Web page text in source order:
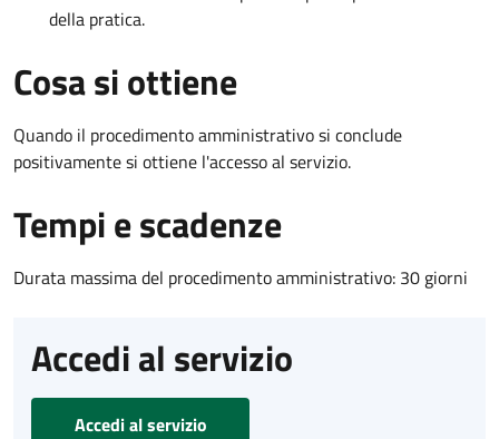
della pratica.
Cosa si ottiene
Quando il procedimento amministrativo si conclude
positivamente si ottiene l'accesso al servizio.
Tempi e scadenze
Durata massima del procedimento amministrativo: 30 giorni
Accedi al servizio
Accedi al servizio